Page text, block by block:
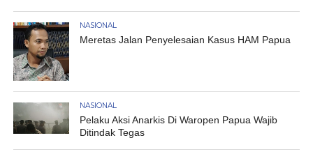
NASIONAL
Meretas Jalan Penyelesaian Kasus HAM Papua
NASIONAL
Pelaku Aksi Anarkis Di Waropen Papua Wajib
Ditindak Tegas